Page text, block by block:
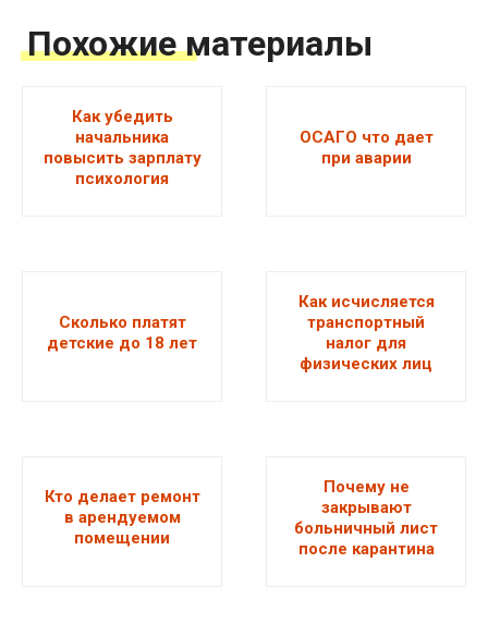
Похожие материалы
Как убедить
начальника
повысить зарплату
психология
ОСАГО что дает
при аварии
Сколько платят
детские до 18 лет
Как исчисляется
транспортный
налог для
физических лиц
Кто делает ремонт
в арендуемом
помещении
Почему не
закрывают
больничный лист
после карантина